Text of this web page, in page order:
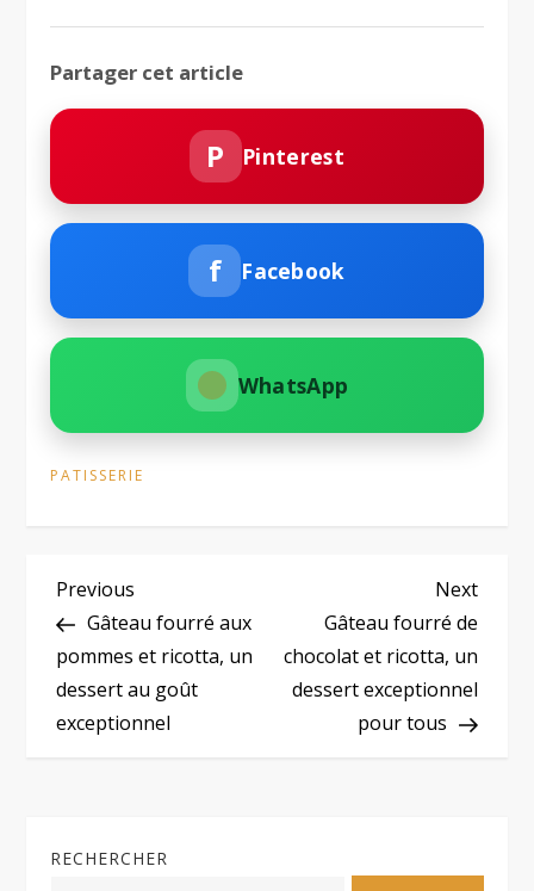
Partager cet article
P Pinterest
f Facebook
WhatsApp
PATISSERIE
N
a
v
a
Previous
Post
Previous
Gâteau fourré aux
pommes et ricotta, un
dessert au goût
exceptionnel
Next
Post
Next
Gâteau fourré de
chocolat et ricotta, un
dessert exceptionnel
pour tous
RECHERCHER